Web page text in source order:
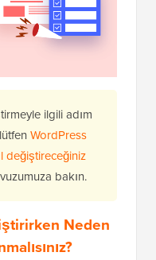
ilgili adım
WordPress
değiştireceğiniz
bakın.
Neden